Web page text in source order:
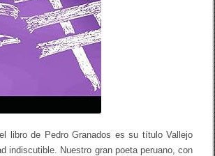
libro de Pedro Granados es su título Vallejo
indiscutible. Nuestro gran poeta peruano, con